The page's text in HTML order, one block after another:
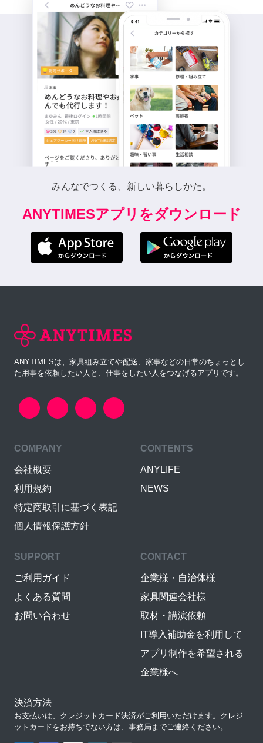
みんなでつくる、新しい暮らしかた。
ANYTIMESアプリをダウンロード
ANYTIMESは、家具組み立てや配送、家事などの日常のちょっとし
た用事を依頼したい人と、仕事をしたい人をつなげるアプリです。
COMPANY
会社概要
利用規約
特定商取引に基づく表記
個人情報保護方針
CONTENTS
ANYLIFE
NEWS
SUPPORT
ご利用ガイド
よくある質問
お問い合わせ
CONTACT
企業様・自治体様
家具関連会社様
取材・講演依頼
IT導入補助金を利用して
アプリ制作を希望される
企業様へ
決済方法
お支払いは、クレジットカード決済がご利用いただけます。クレジ
ットカードをお持ちでない方は、事務局までご連絡ください。